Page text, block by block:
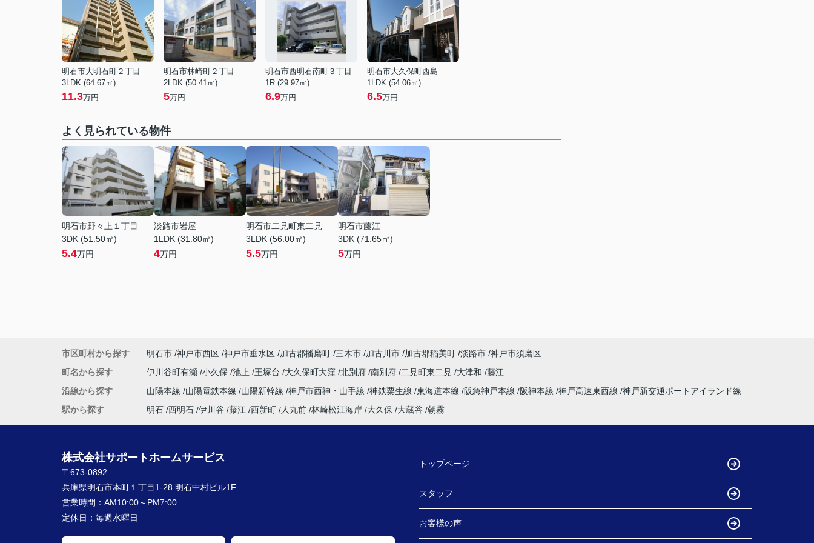
明石市大明石町２丁目
3LDK (64.67㎡)
11.3万円
明石市林崎町２丁目
2LDK (50.41㎡)
5万円
明石市西明石南町３丁目
1R (29.97㎡)
6.9万円
明石市大久保町西島
1LDK (54.06㎡)
6.5万円
よく見られている物件
明石市野々上１丁目
3DK (51.50㎡)
5.4万円
淡路市岩屋
1LDK (31.80㎡)
4万円
明石市二見町東二見
3LDK (56.00㎡)
5.5万円
明石市藤江
3DK (71.65㎡)
5万円
市区町村から探す 明石市 神戸市西区 神戸市垂水区 加古郡播磨町 三木市 加古川市 加古郡稲美町 淡路市 神戸市須磨区
町名から探す
伊川谷町有瀬 小久保 池上 王塚台 大久保町大窪 北別府 南別府 二見町東二見 大津和 藤江
沿線から探す
山陽本線 山陽電鉄本線 山陽新幹線 神戸市西神・山手線 神鉄粟生線 東海道本線 阪急神戸本線 阪神本線 神戸高速東西線 神戸新交通ポートアイランド線
駅から探す
明石 西明石 伊川谷 藤江 西新町 人丸前 林崎松江海岸 大久保 大蔵谷 朝霧
株式会社サポートホームサービス
〒673-0892
兵庫県明石市本町１丁目1-28 明石中村ビル1F
営業時間： AM10:00～PM7:00
定休日： 毎週水曜日
トップページ
スタッフ
お客様の声